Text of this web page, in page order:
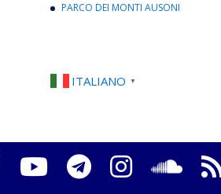
PARCO DEI MONTI AUSONI
ITALIANO ▼